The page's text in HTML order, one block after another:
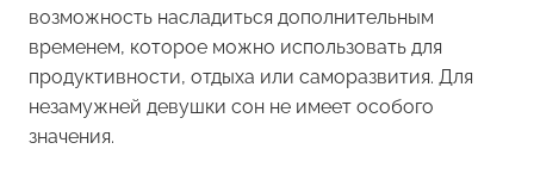
возможность насладиться дополнительным
временем, которое можно использовать для
продуктивности, отдыха или саморазвития. Для
незамужней девушки сон не имеет особого
значения.